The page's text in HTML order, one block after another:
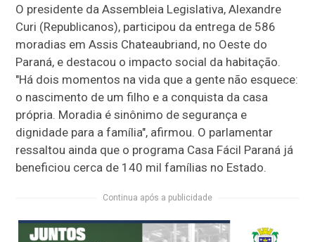
O presidente da Assembleia Legislativa, Alexandre
Curi (Republicanos), participou da entrega de 586
moradias em Assis Chateaubriand, no Oeste do
Paraná, e destacou o impacto social da habitação.
"Há dois momentos na vida que a gente não esquece:
o nascimento de um filho e a conquista da casa
própria. Moradia é sinônimo de segurança e
dignidade para a família", afirmou. O parlamentar
ressaltou ainda que o programa Casa Fácil Paraná já
beneficiou cerca de 140 mil famílias no Estado.
Continua após a publicidade